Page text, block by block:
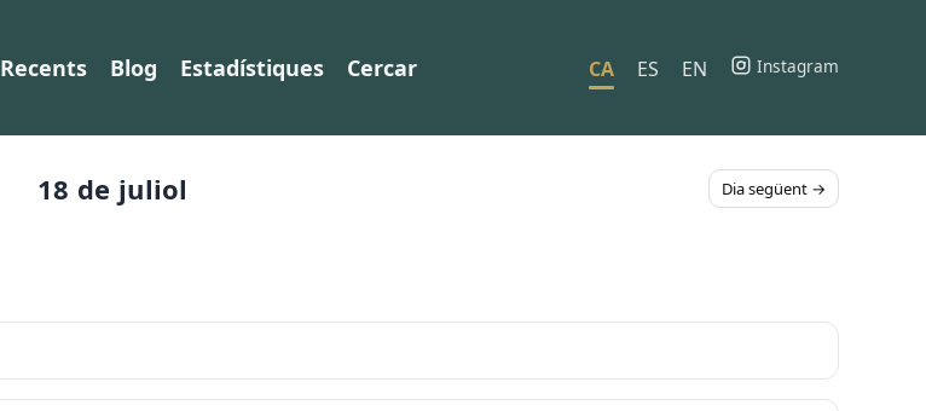
Recents Blog Estadístiques Cercar CA ES EN Instagram
18 de juliol Dia següent →